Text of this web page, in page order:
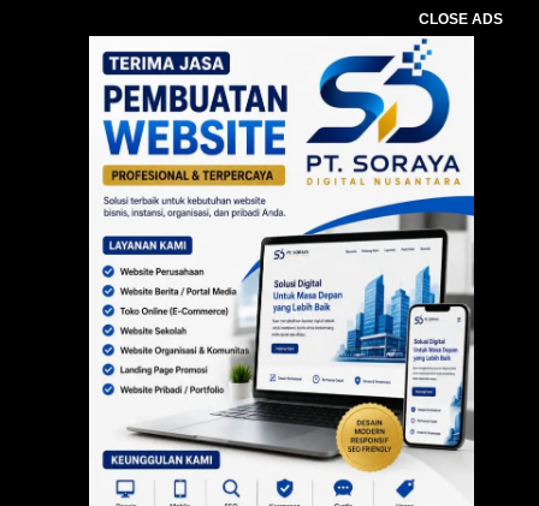
CLOSE ADS